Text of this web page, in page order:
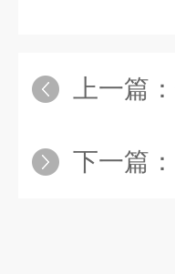
上一篇：
下一篇：